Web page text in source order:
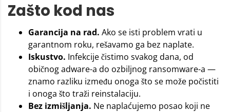
Zašto kod nas
Garancija na rad. Ako se isti problem vrati u
garantnom roku, rešavamo ga bez naplate.
Iskustvo. Infekcije čistimo svakog dana, od
običnog adware-a do ozbiljnog ransomware-a —
znamo razliku između onoga što se može počistiti
i onoga što traži reinstalaciju.
Bez izmišljanja. Ne naplaćujemo posao koji ne